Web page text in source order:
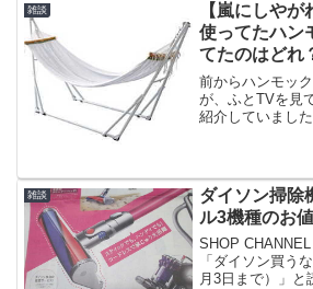
れる。 ...
雑談
【嵐にしや
使ってたハン
てたのはどれ
前からハンモッ
が、ふとTVを見
紹介していまし
白くてアームの
雑談
ダイソン掃除
ル3機種のお
SHOP
「ダイソン買う
月3日まで）」と